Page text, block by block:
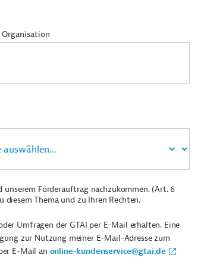
Organisation
Förderauftrag nachzukommen. (Art. 6
diesem Thema und zu Ihren Rechten.
Umfragen der GTAI per E-Mail erhalten. Eine
zur Nutzung meiner E-Mail-Adresse zum
E-Mail an online-kundenservice@gtai.de